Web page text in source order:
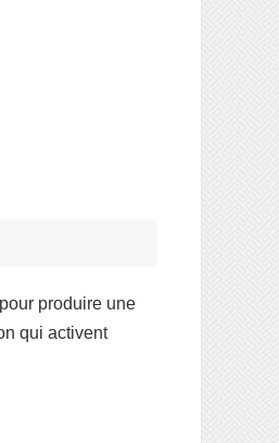
pour produire une
qui activent